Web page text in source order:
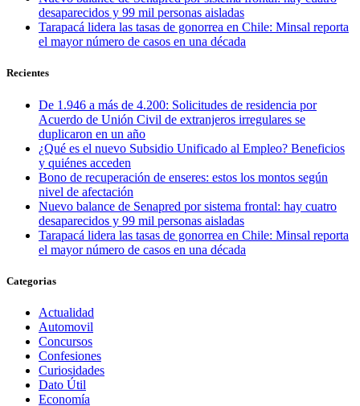
desaparecidos y 99 mil personas aisladas
Tarapacá lidera las tasas de gonorrea en Chile: Minsal reporta
el mayor número de casos en una década
Recientes
De 1.946 a más de 4.200: Solicitudes de residencia por
Acuerdo de Unión Civil de extranjeros irregulares se
duplicaron en un año
¿Qué es el nuevo Subsidio Unificado al Empleo? Beneficios
y quiénes acceden
Bono de recuperación de enseres: estos los montos según
nivel de afectación
Nuevo balance de Senapred por sistema frontal: hay cuatro
desaparecidos y 99 mil personas aisladas
Tarapacá lidera las tasas de gonorrea en Chile: Minsal reporta
el mayor número de casos en una década
Categorias
Actualidad
Automovil
Concursos
Confesiones
Curiosidades
Dato Útil
Economía